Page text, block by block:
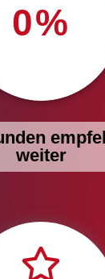
0%
weiter